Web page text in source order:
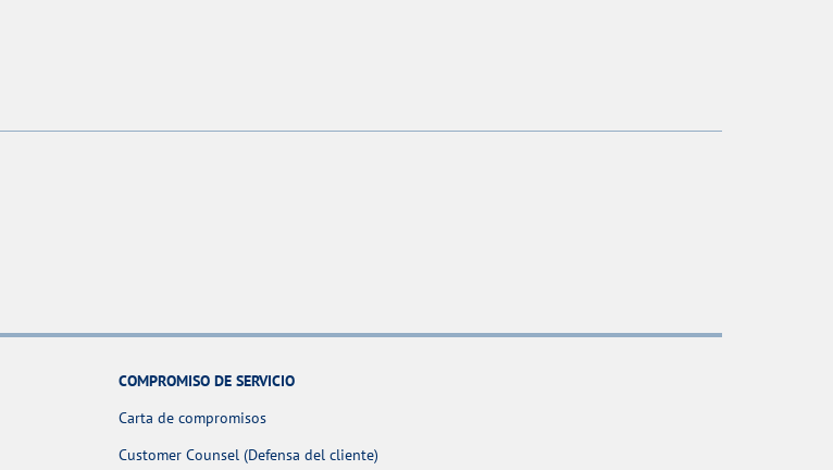
COMPROMISO DE SERVICIO
Carta de compromisos
Customer Counsel (Defensa del cliente)